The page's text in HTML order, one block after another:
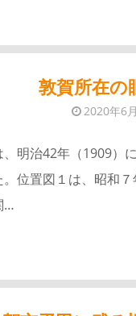
敦賀所在の
2020年6
明治42年（1909）
位置図１は、昭和
…